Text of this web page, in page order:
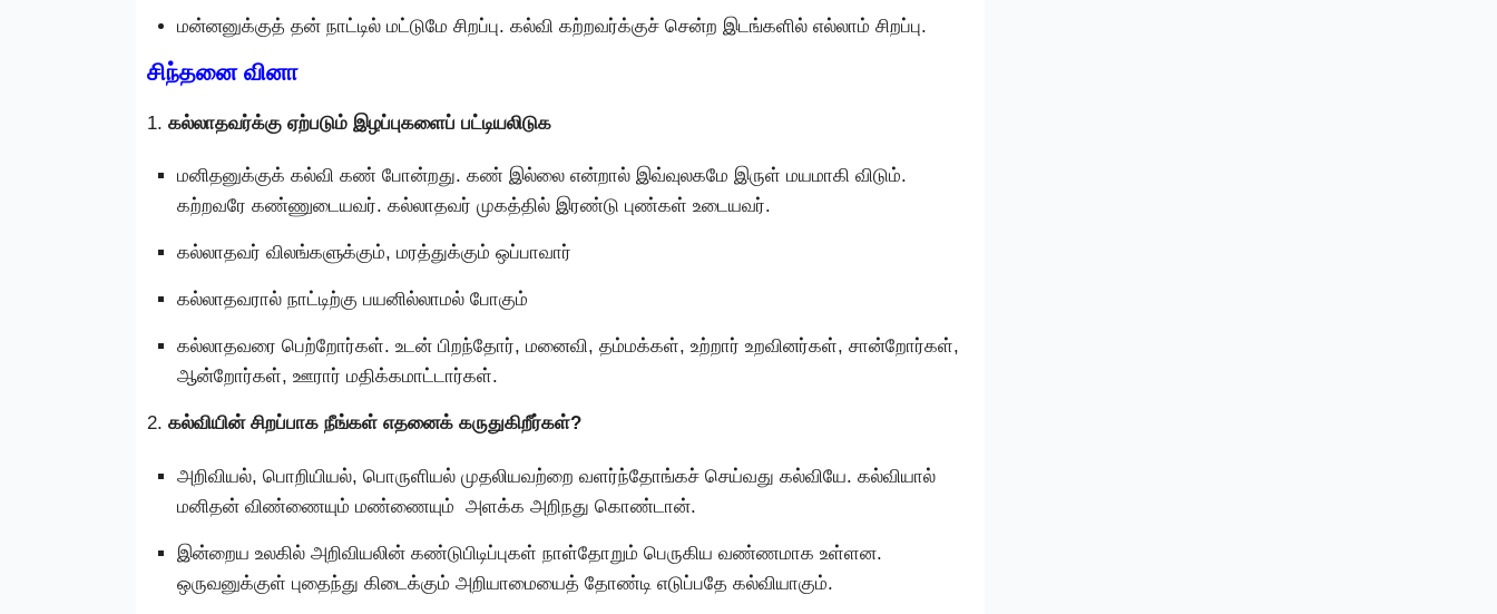
மன்னனுக்குத் தன் நாட்டில் மட்டுமே சிறப்பு. கல்வி கற்றவர்க்குச் சென்ற இடங்களில் எல்லாம் சிறப்பு.
சிந்தனை வினா
1. கல்லாதவர்க்கு ஏற்படும் இழப்புகளைப் பட்டியலிடுக
மனிதனுக்குக் கல்வி கண் போன்றது. கண் இல்லை என்றால் இவ்வுலகமே இருள் மயமாகி விடும்.
கற்றவரே கண்ணுடையவர். கல்லாதவர் முகத்தில் இரண்டு புண்கள் உடையவர்.
கல்லாதவர் விலங்களுக்கும், மரத்துக்கும் ஒப்பாவார்
கல்லாதவரால் நாட்டிற்கு பயனில்லாமல் போகும்
கல்லாதவரை பெற்றோர்கள். உடன் பிறந்தோர், மனைவி, தம்மக்கள், உற்றார் உறவினர்கள், சான்றோர்கள்,
ஆன்றோர்கள், ஊரார் மதிக்கமாட்டார்கள்.
2. கல்வியின் சிறப்பாக நீங்கள் எதனைக் கருதுகிறீர்கள்?
அறிவியல், பொறியியல், பொருளியல் முதலியவற்றை வளர்ந்தோங்கச் செய்வது கல்வியே. கல்வியால்
மனிதன் விண்ணையும் மண்ணையும் அளக்க அறிநது கொண்டான்.
இன்றைய உலகில் அறிவியலின் கண்டுபிடிப்புகள் நாள்தோறும் பெருகிய வண்ணமாக உள்ளன.
ஒருவனுக்குள் புதைந்து கிடைக்கும் அறியாமையைத் தோண்டி எடுப்பதே கல்வியாகும்.